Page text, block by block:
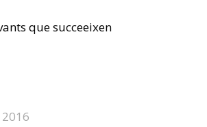
que succeeixen